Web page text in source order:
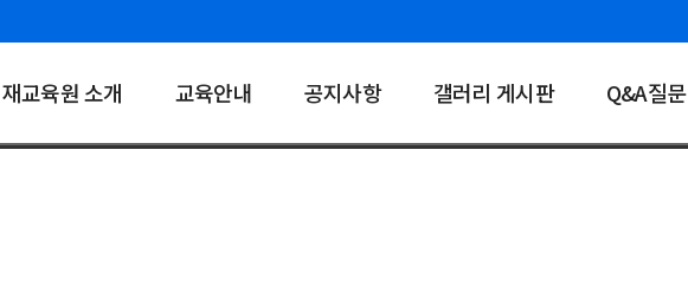
교육원 소개 교육안내 공지사항 갤러리 게시판 Q&A질문